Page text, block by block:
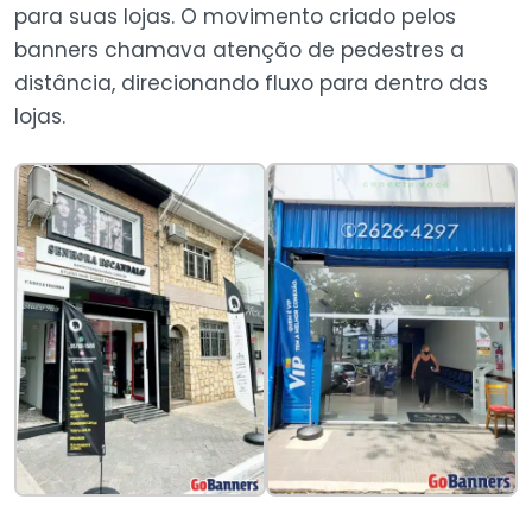
para suas lojas. O movimento criado pelos
banners chamava atenção de pedestres a
distância, direcionando fluxo para dentro das
lojas.